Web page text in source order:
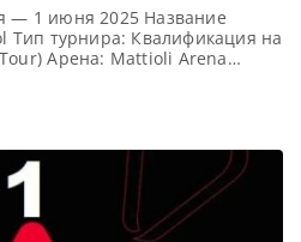
— 1 июня 2025 Название
Тип турнира: Квалификация на
Арена: Mattioli Arena
Примечание: Всего
World Snooker Tour, а
[…]